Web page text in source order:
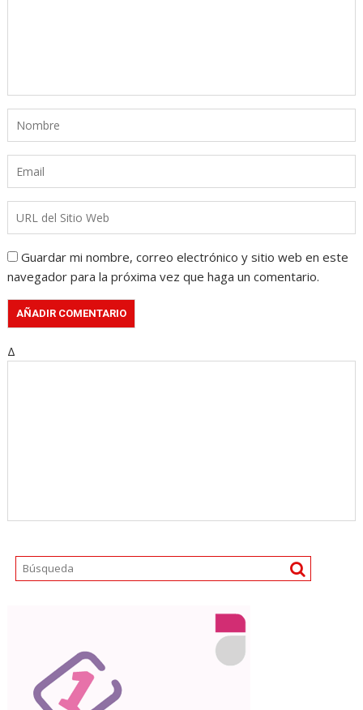
Guardar mi nombre, correo electrónico y sitio web en este
navegador para la próxima vez que haga un comentario.
Δ